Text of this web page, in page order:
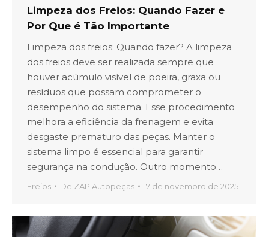
Limpeza dos Freios: Quando Fazer e
Por Que é Tão Importante
Limpeza dos freios: Quando fazer? A limpeza
dos freios deve ser realizada sempre que
houver acúmulo visível de poeira, graxa ou
resíduos que possam comprometer o
desempenho do sistema. Esse procedimento
melhora a eficiência da frenagem e evita
desgaste prematuro das peças. Manter o
sistema limpo é essencial para garantir
segurança na condução. Outro momento…
Freios De ZAP Autopeças 17 de novembro de 2025